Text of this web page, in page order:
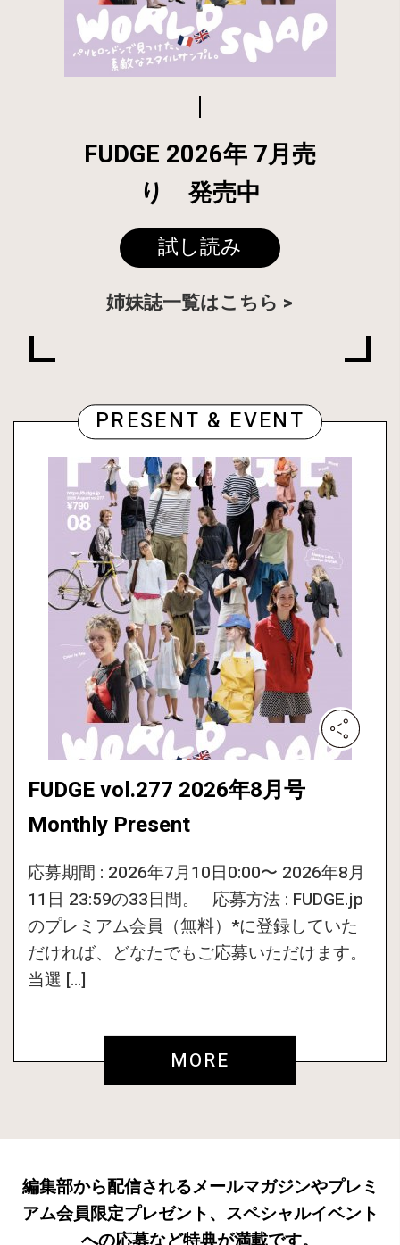
FUDGE 2026年 7月売
り 発売中
試し読み
姉妹誌一覧はこちら
PRESENT & EVENT
FUDGE vol.277 2026年8月号
Monthly Present
応募期間 : 2026年7月10日0:00〜 2026年8月
11日 23:59の33日間。 応募方法 : FUDGE.jp
のプレミアム会員（無料）*に登録していた
だければ、どなたでもご応募いただけます。
当選 […]
MORE
編集部から配信されるメールマガジンやプレミ
アム会員限定プレゼント、スペシャルイベント